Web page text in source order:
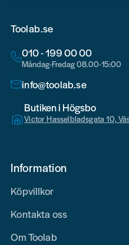
Toolab.se
010 - 199 00 00
Måndag-Fredag 08.00-15:00
info@toolab.se
Butiken i Högsbo
Victor Hasselbladsgata 10,
Information
Köpvillkor
Kontakta oss
Om Toolab